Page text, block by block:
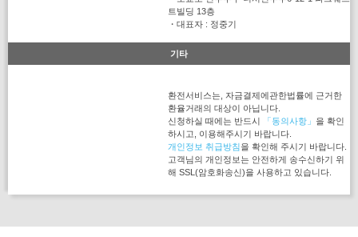
트빌딩 13층
・대표자 : 정중기
기타
환전서비스는, 자금결제에관한법률에 근거한
환율거래의 대상이 아닙니다.
신청하실 때에는 반드시
「동의사항」 을 확인
하시고, 이용해주시기 바랍니다.
개인정보 취급방침을 확인해 주시기 바랍니다.
고객님의 개인정보는 안전하게 송수신하기 위
해 SSL(암호화송신)을 사용하고 있습니다.